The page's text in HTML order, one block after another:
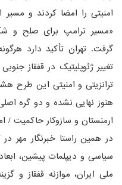
امنیتی را امضا کردند و مسیر
گرفت. تهران تأکید دارد
تغییر ژئوپلیتیک در قفقاز
ترانزیتی و امنیتی این طرح
هنوز نهایی نشده و دو گره
ارمنستان و سازوکار حاکمیت /
در همین راستا خبرنگار مهر
سیاسی و دیپلمات پیشین،
ملی ایران، موازنه قفقاز و